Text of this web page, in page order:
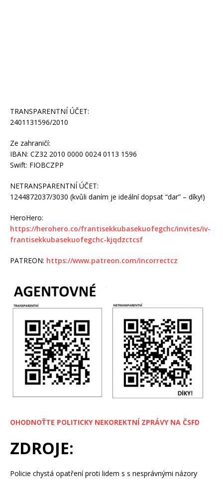
TRANSPARENTNÍ ÚČET:
2401131596/2010
Ze zahraničí:
IBAN: CZ32 2010 0000 0024 0113 1596
Swift: FIOBCZPP
NETRANSPARENTNÍ ÚČET:
1244872037/3030 (kvůli daním je ideální dopsat “dar” – díky!)
HeroHero:
https://herohero.co/frantisekkubasekuofegchc/invites/iv-
frantisekkubasekuofegchc-kjqdzctcsf
PATREON: https://www.patreon.com/incorrectcz
OHODNOŤTE POLITICKY NEKOREKTNÍ ZPRÁVY NA ČSFD
ZDROJE:
Policie chystá opatření proti lidem s s nesprávnými názory